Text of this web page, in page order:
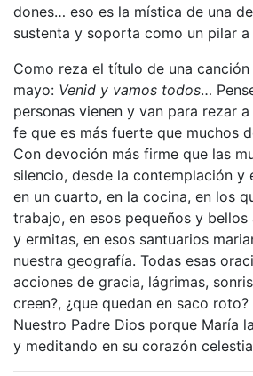
dones… eso es la mística de una
sustenta y soporta como un pilar
Como reza el título de una
mayo: Venid y vamos todos…
personas vienen y van para rezar
fe que es más fuerte que muchos
Con devoción más firme que las
silencio, desde la contemplación y
en un cuarto, en la cocina, en los
trabajo, en esos pequeños y
y ermitas, en esos santuarios
nuestra geografía. Todas esas
acciones de gracia, lágrimas,
creen?, ¿que quedan en saco
Nuestro Padre Dios porque María
y meditando en su corazón